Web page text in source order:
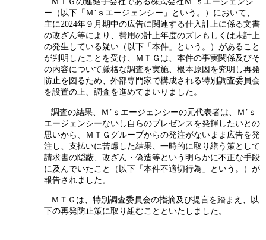
ー（以下「Ｍ’ｓエージェンシー」という。）において、
主に2024年９月期中の広告に関連する仕入計上に係る文書
の改ざん等により、費用の計上年度のズレもしくは未計上
の発生している疑い（以下「本件」という。）があること
が判明したことを受け、ＭＴＧは、本件の事実関係及びそ
の内容について厳格な調査を実施、根本原因を究明し再発
防止を図るため、外部専門家で構成される特別調査委員会
を設置の上、調査を進めてまいりました。
調査の結果、Ｍ’ｓエージェンシーの元代表者は、Ｍ’ｓ
エージェンシーないし自らのプレゼンスを発揮したいとの
思いから、ＭＴＧグループからの発注がないまま広告を発
注し、支払いに苦慮した結果、一時的に取り繕う策として
請求書の隠蔽、改ざん・偽造等という明らかに不正な手段
に及んでいたこと（以下「本件不適切行為」という。）が
報告されました。
ＭＴＧは、特別調査委員会の指摘及び提言を踏まえ、以
下の再発防止策に取り組むことといたしました。